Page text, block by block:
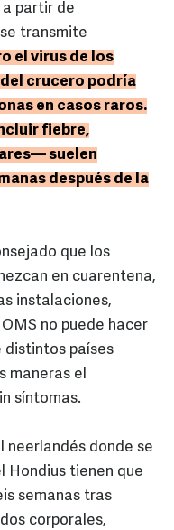
a partir de
transmite
el virus de los
crucero podría
en casos raros.
fiebre,
suelen
después de la
que los
en cuarentena,
instalaciones,
no puede hacer
distintos países
maneras el
síntomas.
neerlandés donde se
Hondius tienen que
semanas tras
corporales,